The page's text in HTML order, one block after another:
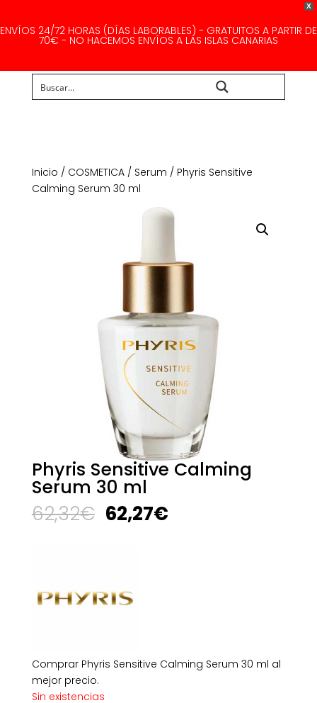
X
ENVÍOS 24/72 HORAS (DÍAS LABORABLES) - GRATUITOS A PARTIR DE
70€ - NO HACEMOS ENVÍOS A LAS ISLAS CANARIAS
Inicio / COSMETICA/ Serum / Phyris Sensitive
Calming Serum 30 ml
Phyris Sensitive Calming
Serum 30 ml
62,32€ El
precio
62,27€El
Comprar Phyris Sensitive Calming Serum 30 ml al
mejor precio.
Sin existencias